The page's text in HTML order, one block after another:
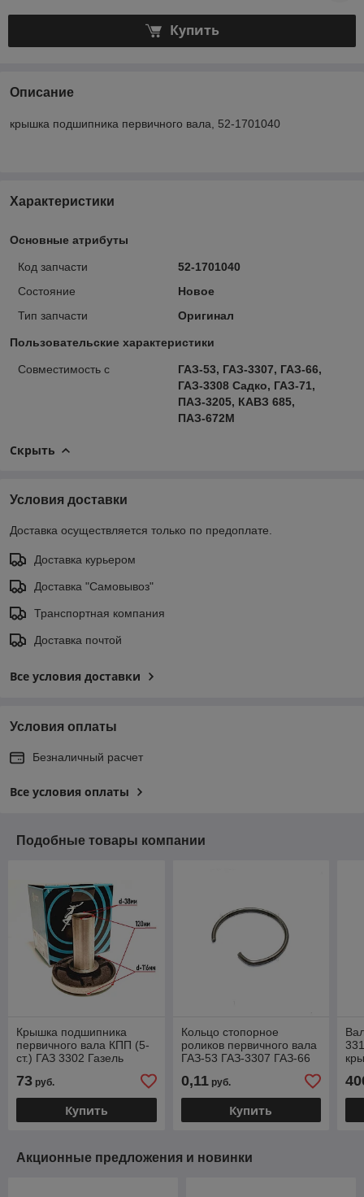
Купить
Описание
крышка подшипника первичного вала, 52-1701040
Характеристики
Основные атрибуты
Код запчасти
52-1701040
Состояние
Новое
Тип запчасти
Оригинал
Пользовательские характеристики
Совместимость с
ГАЗ-53, ГАЗ-3307, ГАЗ-66,
ГАЗ-3308 Садко, ГАЗ-71,
ПАЗ-3205, КАВЗ 685,
ПАЗ-672М
Скрыть
Условия доставки
Доставка осуществляется только по предоплате.
Доставка курьером
Доставка "Самовывоз"
Транспортная компания
Доставка почтой
Все условия доставки
Условия оплаты
Безналичный расчет
Все условия оплаты
Подобные товары компании
Крышка подшипника
первичного вала КПП (5-
ст.) ГАЗ 3302 Газель
Волга(ГАЗ) 31029-
1701040
73 руб.
Купить
Кольцо стопорное
роликов первичного вала
ГАЗ-53 ГАЗ-3307 ГАЗ-66
ПАЗ (Красная Этна) 52-
1701189
0,11руб.
Купить
Акционные предложения и новинки